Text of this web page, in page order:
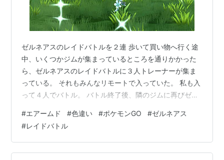
ゼルネアスのレイドバトルを２連 歩いて買い物へ行く途
中、いくつかジムが集まっているところを通りかかった
ら、ゼルネアスのレイドバトルに３人トレーナーが集ま
っている。 それもみんなリモートで入っていた。 私も入
って４人でバトル。 バトル終了後、隣のジムに再びゼル
いる。 私も入り、２回続けてゼルネアスのレイドバトル
に参戦した。 色違いは出現せず、個体値もイマイチだっ
た。 昨日、大きな公園にてポケ活しており、エアームド
をタップしたら、キラーン☆ エアームドの色違いは２匹
#エアームド #色違い #ポケモンGO #ゼルネアス
#レイドバトル